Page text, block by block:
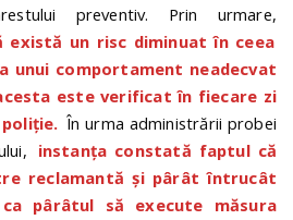
preventiv. Prin urmare,
există un risc diminuat în ceea
unui comportament neadecvat
este verificat în fiecare zi
În urma administrării probei
instanţa constată faptul că
reclamantă şi pârât întrucât
pârâtul să execute măsura